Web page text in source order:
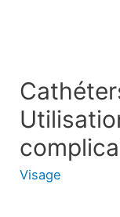
Visage